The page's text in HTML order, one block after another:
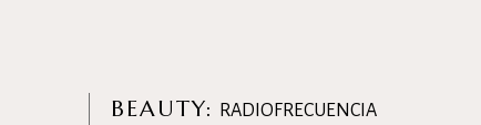
BEAUTY:
RADIOFRECUENCIA